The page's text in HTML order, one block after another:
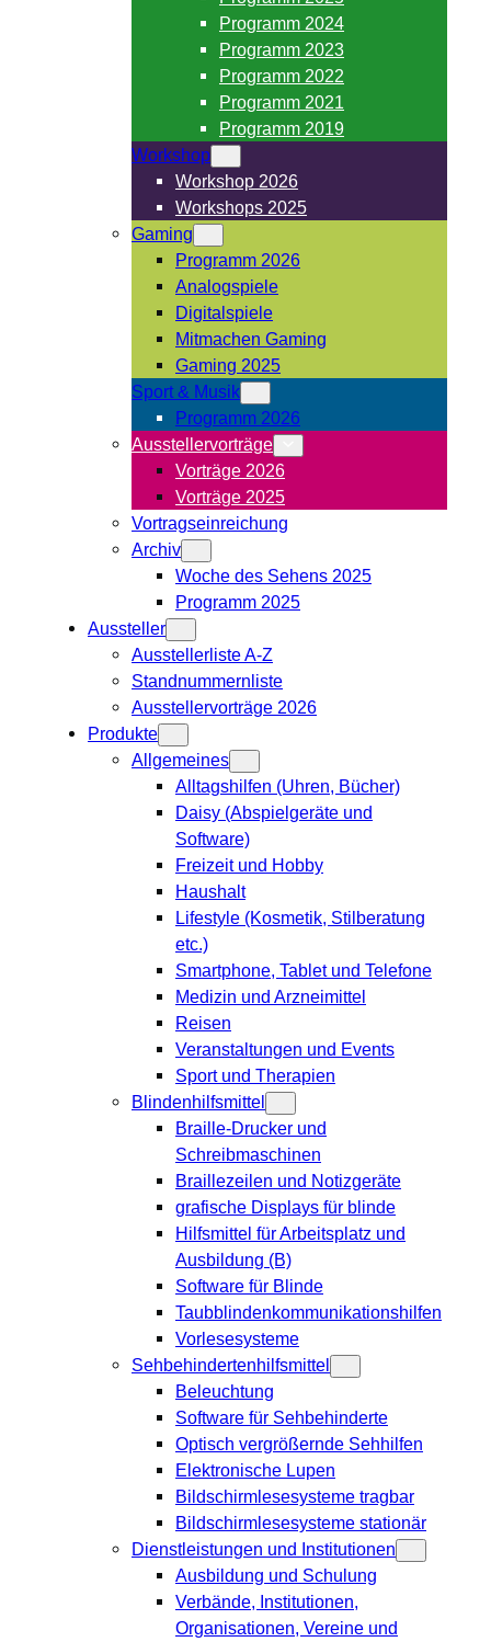
Programm 2024
Programm 2023
Programm 2022
Programm 2021
Programm 2019
Workshop
Workshop 2026
Workshops 2025
Gaming
Programm 2026
Analogspiele
Digitalspiele
Mitmachen Gaming
Gaming 2025
Sport & Musik
Programm 2026
Ausstellervorträge
Vorträge 2026
Vorträge 2025
Vortragseinreichung
Archiv
Woche des Sehens 2025
Programm 2025
Aussteller
Ausstellerliste A-Z
Standnummernliste
Ausstellervorträge 2026
Produkte
Allgemeines
Alltagshilfen (Uhren, Bücher)
Daisy (Abspielgeräte und
Software)
Freizeit und Hobby
Haushalt
Lifestyle (Kosmetik, Stilberatung
etc.)
Smartphone, Tablet und Telefone
Medizin und Arzneimittel
Reisen
Veranstaltungen und Events
Sport und Therapien
Blindenhilfsmittel
Braille-Drucker und
Schreibmaschinen
Braillezeilen und Notizgeräte
grafische Displays für blinde
Hilfsmittel für Arbeitsplatz und
Ausbildung (B)
Software für Blinde
Taubblindenkommunikationshilfen
Vorlesesysteme
Sehbehindertenhilfsmittel
Beleuchtung
Software für Sehbehinderte
Optisch vergrößernde Sehhilfen
Elektronische Lupen
Bildschirmlesesysteme tragbar
Bildschirmlesesysteme stationär
Dienstleistungen und Institutionen
Ausbildung und Schulung
Verbände, Institutionen,
Organisationen, Vereine und